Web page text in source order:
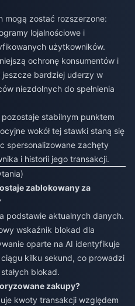
mogą zostać rozszerzone:
lojalnościowe i
użytkowników.
ochronę konsumentów i
bardziej uderzy w
niezdolnych do spełnienia
stabilnym punktem
wokół tej stawki staną się
spersonalizowane zachęty
i historii jego transakcji.
zablokowany za
podstawie aktualnych danych.
wskaźnik blokad dla
oparte na AI identyfikuje
kilku sekund, co prowadzi
blokad.
zakupy?
kwoty transakcji względem